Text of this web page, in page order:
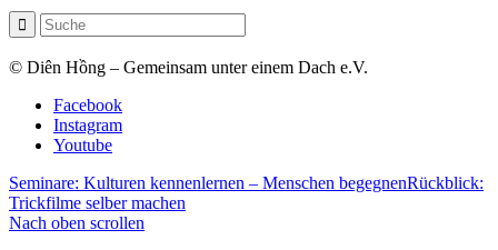
© Diên Hồng – Gemeinsam unter einem Dach e.V.
Facebook
Instagram
Youtube
Seminare: Kulturen kennenlernen – Menschen begegnenRückblick:
Trickfilme selber machen
Nach oben scrollen